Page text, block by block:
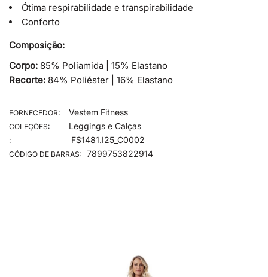
Ótima respirabilidade e transpirabilidade
Conforto
Composição:
Corpo: 85% Poliamida | 15% Elastano
Recorte: 84% Poliéster | 16% Elastano
FORNECEDOR: Vestem Fitness
COLEÇÕES: Leggings e Calças
: FS1481.I25_C0002
CÓDIGO DE BARRAS: 7899753822914